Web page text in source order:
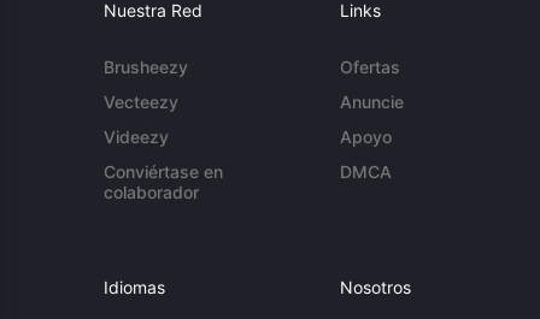
Nuestra Red
Brusheezy
Vecteezy
Videezy
Conviértase en
colaborador
Links
Ofertas
Anuncie
Apoyo
DMCA
Idiomas Nosotros